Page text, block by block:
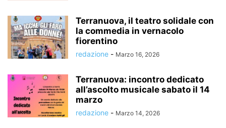
Terranuova, il teatro solidale con
la commedia in vernacolo
fiorentino
redazione - Marzo 16, 2026
Terranuova: incontro dedicato
all’ascolto musicale sabato il 14
marzo
redazione - Marzo 14, 2026